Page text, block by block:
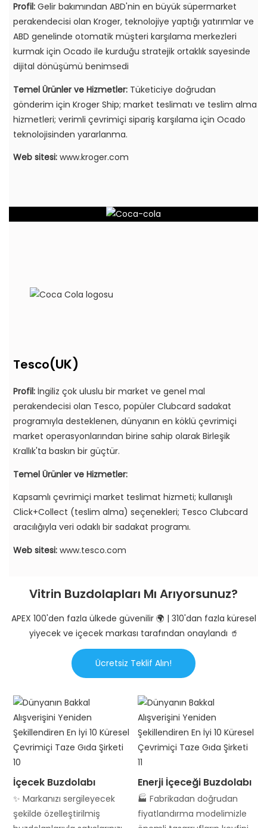
Profil:Gelir bakımından ABD'nin en büyük süpermarket
perakendecisi olan Kroger, teknolojiye yaptığı yatırımlar ve
ABD genelinde otomatik müşteri karşılama merkezleri
kurmak için Ocado ile kurduğu stratejik ortaklık sayesinde
dijital dönüşümü benimsedi
Temel Ürünler ve Hizmetler:Tüketiciye doğrudan
gönderim için Kroger Ship; market teslimatı ve teslim alma
hizmetleri; verimli çevrimiçi sipariş karşılama için Ocado
teknolojisinden yararlanma.
Web sitesi: www.kroger.com
Tesco(UK)
Profil:İngiliz çok uluslu bir market ve genel mal
perakendecisi olan Tesco, popüler Clubcard sadakat
programıyla desteklenen, dünyanın en köklü çevrimiçi
market operasyonlarından birine sahip olarak Birleşik
Krallık'ta baskın bir güçtür.
Temel Ürünler ve Hizmetler:
Kapsamlı çevrimiçi market teslimat hizmeti; kullanışlı
Click+Collect (teslim alma) seçenekleri; Tesco Clubcard
aracılığıyla veri odaklı bir sadakat programı.
Web sitesi: www.tesco.com
Vitrin Buzdolapları Mı Arıyorsunuz?
APEX 100'den fazla ülkede güvenilir 🌍 | 310'dan fazla küresel
yiyecek ve içecek markası tarafından onaylandı 🥤
Ücretsiz Teklif Alın!
İçecek Buzdolabı
✨ Markanızı sergileyecek
şekilde özelleştirilmiş
Enerji İçeceği Buzdolabı
🏭 Fabrikadan doğrudan
fiyatlandırma modelimizle